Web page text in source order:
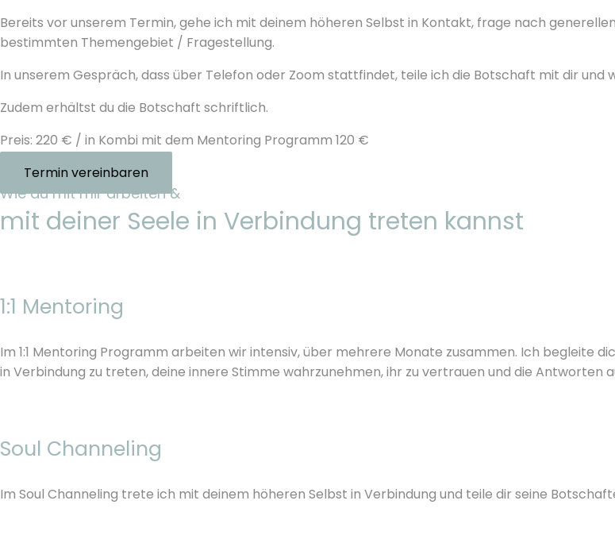
Bereits vor unserem Termin, gehe ich mit deinem höheren Selbst in Kontakt, frage nach
bestimmten Themengebiet / Fragestellung.
In unserem Gespräch, dass über Telefon oder Zoom stattfindet, teile ich die Botschaft mit dir und
Zudem erhältst du die Botschaft schriftlich.
Preis: 220 € / in Kombi mit dem Mentoring Programm 120 €
Termin vereinbaren
Wie du mit mir arbeiten &
mit deiner Seele in Verbindung treten kannst
1:1 Mentoring
Im 1:1 Mentoring Programm arbeiten wir intensiv, über mehrere Monate zusammen. Ich begleite
in Verbindung zu treten, deine innere Stimme wahrzunehmen, ihr zu vertrauen und die Antworten
Soul Channeling
Im Soul Channeling trete ich mit deinem höheren Selbst in Verbindung und teile dir seine